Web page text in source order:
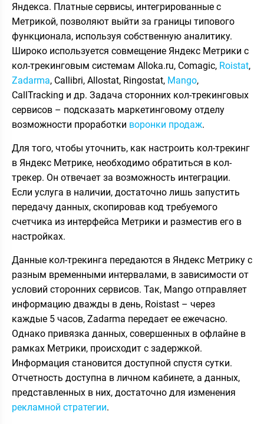
Яндекса. Платные сервисы, интегрированные с
Метрикой, позволяют выйти за границы типового
функционала, используя собственную аналитику.
Широко используется совмещение Яндекс Метрики с
кол-трекинговым системам Alloka.ru, Comagic, Roistat,
Zadarma, Callibri, Allostat, Ringostat, Mango,
CallTracking и др. Задача сторонних кол-трекинговых
сервисов – подсказать маркетинговому отделу
возможности проработки воронки продаж.
Для того, чтобы уточнить, как настроить кол-трекинг
в Яндекс Метрике, необходимо обратиться в кол-
трекер. Он отвечает за возможность интеграции.
Если услуга в наличии, достаточно лишь запустить
передачу данных, скопировав код требуемого
счетчика из интерфейса Метрики и разместив его в
настройках.
Данные кол-трекинга передаются в Яндекс Метрику с
разным временными интервалами, в зависимости от
условий сторонних сервисов. Так, Mango отправляет
информацию дважды в день, Roistast – через
каждые 5 часов, Zadarma передает ее ежечасно.
Однако привязка данных, совершенных в офлайне в
рамках Метрики, происходит с задержкой.
Информация становится доступной спустя сутки.
Отчетность доступна в личном кабинете, а данных,
представленных в них, достаточно для изменения
рекламной стратегии.